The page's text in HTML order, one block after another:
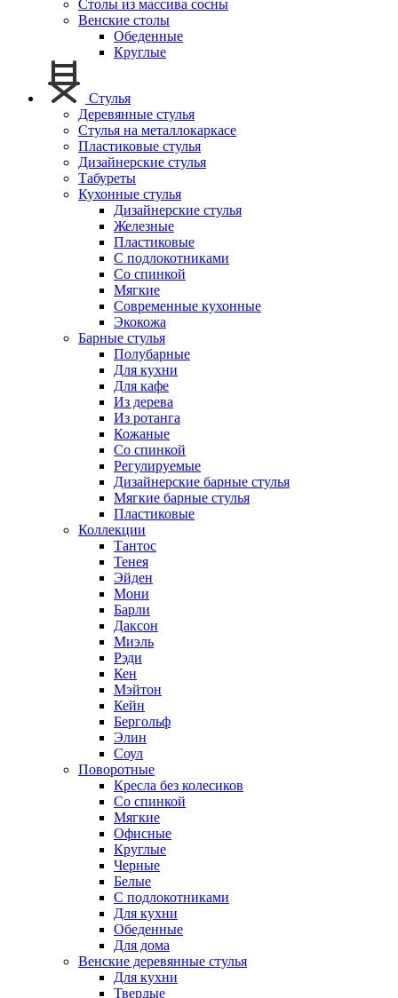
Столы из массива сосны
Венские столы
Обеденные
Круглые
Стулья
Деревянные стулья
Стулья на металлокаркасе
Пластиковые стулья
Дизайнерские стулья
Табуреты
Кухонные стулья
Дизайнерские стулья
Железные
Пластиковые
С подлокотниками
Со спинкой
Мягкие
Современные кухонные
Экокожа
Барные стулья
Полубарные
Для кухни
Для кафе
Из дерева
Из ротанга
Кожаные
Со спинкой
Регулируемые
Дизайнерские барные стулья
Мягкие барные стулья
Пластиковые
Коллекции
Тантос
Тенея
Эйден
Мони
Барли
Даксон
Миэль
Рэди
Кен
Мэйтон
Кейн
Бергольф
Элин
Соул
Поворотные
Кресла без колесиков
Со спинкой
Мягкие
Офисные
Круглые
Черные
Белые
С подлокотниками
Для кухни
Обеденные
Для дома
Венские деревянные стулья
Для кухни
Твердые